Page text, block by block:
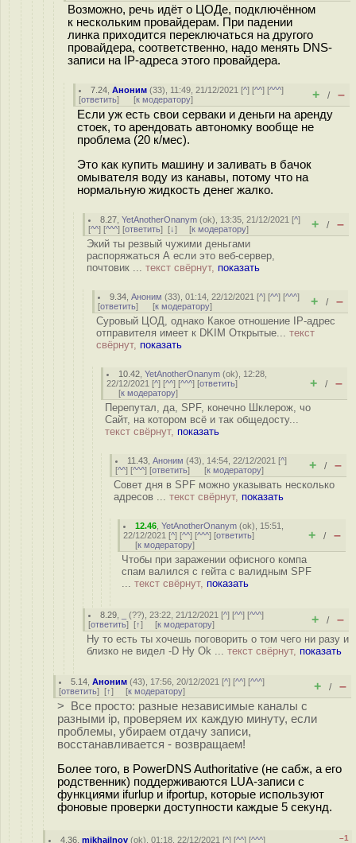
Возможно, речь идёт о ЦОДе, подключённом
к нескольким провайдерам. При падении
линка приходится переключаться на другого
провайдера, соответственно, надо менять DNS-
записи на IP-адреса этого провайдера.
7.24 ,Аноним (33), 11:49, 21/12/2021 [^] [^^] [^^^]
[ответить] [к модератору] + / –
Если уж есть свои серваки и деньги на аренду
стоек, то арендовать автономку вообще не
проблема (20 к/мес).
Это как купить машину и заливать в бачок
омывателя воду из канавы, потому что на
нормальную жидкость денег жалко.
8.27 ,YetAnotherOnanym (ok), 13:35, 21/12/2021 [^]
[^^] [^^^] [ответить] [↓] [к модератору] + / –
Экий ты резвый чужими деньгами
распоряжаться А если это веб-сервер,
почтовик ... текст свёрнут, показать
9.34 ,Аноним (33), 01:14, 22/12/2021 [^] [^^] [^^^]
[ответить] [к модератору] + / –
Суровый ЦОД, однако Какое отношение IP-адрес
отправителя имеет к DKIM Открытые... текст
свёрнут, показать
10.42 ,YetAnotherOnanym (ok), 12:28,
22/12/2021 [^] [^^] [^^^] [ответить]
[к модератору]
+ / –
Перепутал, да, SPF, конечно Шклерож, чо
Сайт, на котором всё и так общедосту...
текст свёрнут, показать
11.43 ,Аноним (43), 14:54, 22/12/2021 [^]
[^^] [^^^] [ответить] [к модератору] + / –
Совет дня в SPF можно указывать несколько
адресов ... текст свёрнут, показать
12.46 ,YetAnotherOnanym (ok), 15:51,
22/12/2021 [^] [^^] [^^^] [ответить]
[к модератору]
+ / –
Чтобы при заражении офисного компа
спам валился с гейта с валидным SPF
... текст свёрнут, показать
8.29 (??), 23:22, 21/12/2021 [^] [^^] [^^^]
[ответить] [↑] [к модератору] + / –
Ну то есть ты хочешь поговорить о том чего ни разу и
близко не видел -D Hy Ok ... текст свёрнут, показать
5.14 ,Аноним (43), 17:56, 20/12/2021 [^] [^^] [^^^]
[ответить] [↑] [к модератору] + / –
> Все просто: разные независимые каналы с
разными ip, проверяем их каждую минуту, если
проблемы, убираем отдачу записи,
восстанавливается - возвращаем!
Более того, в PowerDNS Authoritative (не сабж, а его
родственник) поддерживаются LUA-записи с
функциями ifurlup и ifportup, которые используют
фоновые проверки доступности каждые 5 секунд.
4.36 ,mikhailnov (ok), 01:18, 22/12/2021 [^] [^^] [^^^] –1